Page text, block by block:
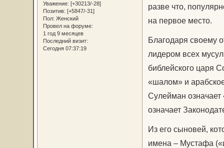
Уважение: [+30213/-28]
Позитив: [+5847/-31]
Пол: Женский
Провел на форуме:
1 год 9 месяцев
Последний визит:
Сегодня 07:37:19
разве что,
на первое место.
Благодаря своему
лидером всех
библейского царя
«шалом» и
Сулейман
означает
Из его сыновей,
имена – Мустафа